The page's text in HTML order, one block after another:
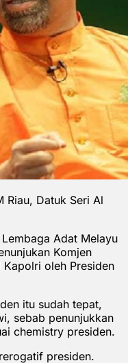
Riau, Datuk Seri Al
Lembaga Adat Melayu
Komjen
oleh Presiden
itu sudah tepat,
sebab penunjukkan
chemistry presiden.
presiden.